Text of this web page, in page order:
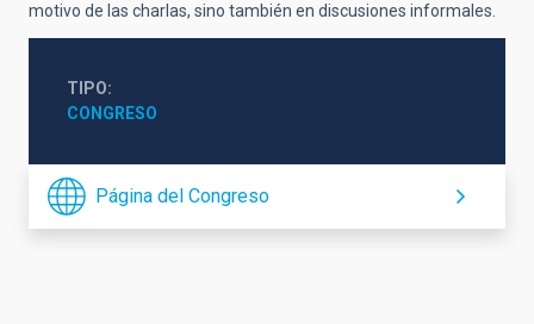
motivo de las charlas, sino también en discusiones informales.
TIPO
CONGRESO
Página del Congreso